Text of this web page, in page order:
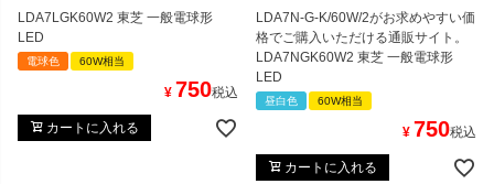
LDA7LGK60W2 東芝 一般電球形
LED
電球色 60W相当
¥ 750税込
カートに入れる
LDA7N-G-K/60W/2がお求めやすい価
格でご購入いただける通販サイト。
LDA7NGK60W2 東芝 一般電球形
LED
昼白色 60W相当
¥ 750税込
カートに入れる